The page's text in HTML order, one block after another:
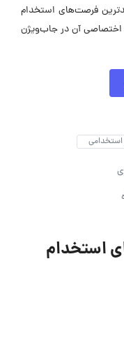
فرصت‌های استخدام
اختصاصی آن در جاب‌ویژن
استخدامی
استخدام